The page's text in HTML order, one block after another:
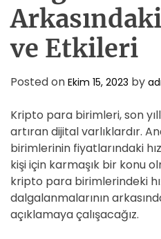
ve Etkileri
Posted on Ekim 15, 2023 by
Kripto para birimleri, son
artıran dijital varlıklardır.
birimlerinin fiyatlarındaki
kişi için karmaşık bir konu
kripto para birimlerindeki
dalgalanmalarının
açıklamaya çalışacağız.